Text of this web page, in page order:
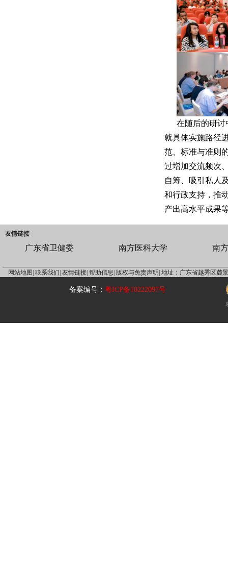
在随后的研讨
就具体实施路径
范、标准与准则
过增加交流频次
自筹、吸引私人
和行政支持，推
产出高水平成果
友情链接
广东省卫健委 南方医科大学 南
网站地图| 联系我们| 友情链接| 帮助信息| 版权与免责声明| 地址：广东省越秀区麓
备案编号：粤ICP备10222097号